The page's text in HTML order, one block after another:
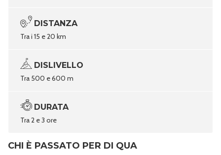
DISTANZA
Tra i 15 e 20 km
DISLIVELLO
Tra 500 e 600 m
DURATA
Tra 2 e 3 ore
CHI È PASSATO PER DI QUA